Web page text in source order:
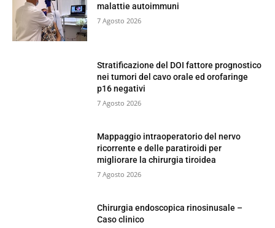
malattie autoimmuni
7 Agosto 2026
Stratificazione del DOI fattore prognostico
nei tumori del cavo orale ed orofaringe
p16 negativi
7 Agosto 2026
Mappaggio intraoperatorio del nervo
ricorrente e delle paratiroidi per
migliorare la chirurgia tiroidea
7 Agosto 2026
Chirurgia endoscopica rinosinusale –
Caso clinico